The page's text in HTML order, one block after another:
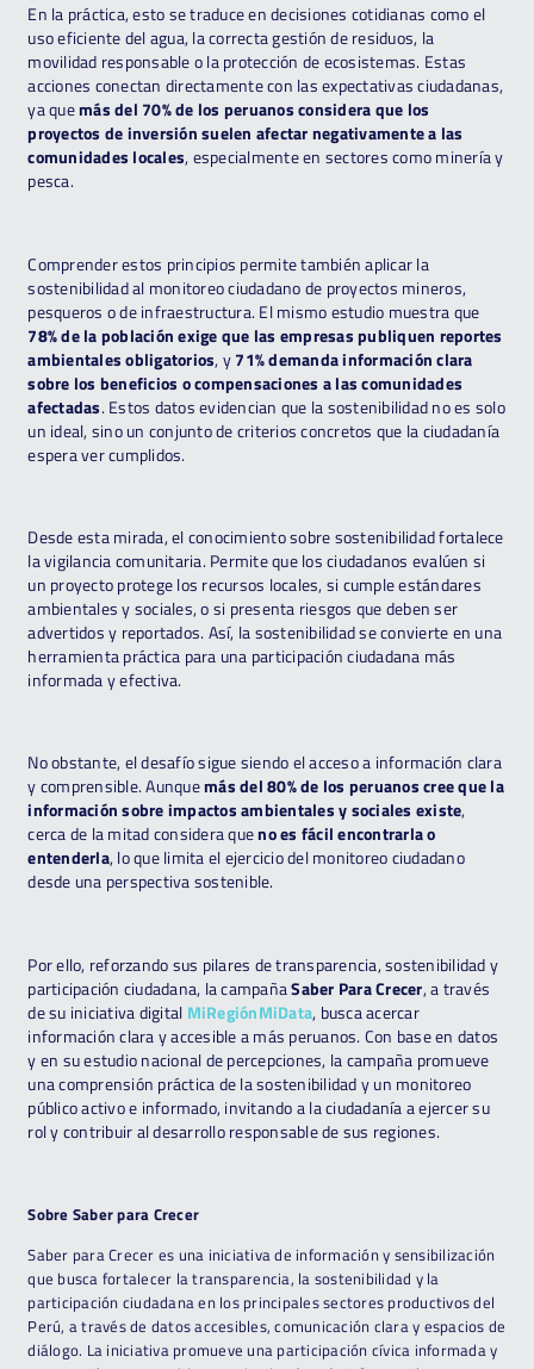
En la práctica, esto se traduce en decisiones cotidianas como el
uso eficiente del agua, la correcta gestión de residuos, la
movilidad responsable o la protección de ecosistemas. Estas
acciones conectan directamente con las expectativas ciudadanas,
ya quemás del 70% de los peruanos considera que los
proyectos de inversión suelen afectar negativamente a las
comunidades locales, especialmente en sectores como minería y
pesca.
Comprender estos principios permite también aplicar la
sostenibilidad al monitoreo ciudadano de proyectos mineros,
pesqueros o de infraestructura. El mismo estudio muestra que
78% de la población exige que las empresas publiquen reportes
ambientales obligatorios, y71% demanda información clara
sobre los beneficios o compensaciones a las comunidades
afectadas. Estos datos evidencian que la sostenibilidad no es solo
un ideal, sino un conjunto de criterios concretos que la ciudadanía
espera ver cumplidos.
Desde esta mirada, el conocimiento sobre sostenibilidad fortalece
la vigilancia comunitaria. Permite que los ciudadanos evalúen si
un proyecto protege los recursos locales, si cumple estándares
ambientales y sociales, o si presenta riesgos que deben ser
advertidos y reportados. Así, la sostenibilidad se convierte en una
herramienta práctica para una participación ciudadana más
informada y efectiva.
No obstante, el desafío sigue siendo el acceso a información clara
y comprensible. Aunquemás del 80% de los peruanos cree que la
información sobre impactos ambientales y sociales existe,
cerca de la mitad considera queno es fácil encontrarla o
entenderla, lo que limita el ejercicio del monitoreo ciudadano
desde una perspectiva sostenible.
Por ello, reforzando sus pilares de transparencia, sostenibilidad y
participación ciudadana, la campañaSaber Para Crecer, a través
de su iniciativa digital MiRegiónMiData, busca acercar
información clara y accesible a más peruanos. Con base en datos
y en su estudio nacional de percepciones, la campaña promueve
una comprensión práctica de la sostenibilidad y un monitoreo
público activo e informado, invitando a la ciudadanía a ejercer su
rol y contribuir al desarrollo responsable de sus regiones.
Sobre Saber para Crecer
Saber para Crecer es una iniciativa de información y sensibilización
que busca fortalecer la transparencia, la sostenibilidad y la
participación ciudadana en los principales sectores productivos del
Perú, a través de datos accesibles, comunicación clara y espacios de
diálogo. La iniciativa promueve una participación cívica informada y